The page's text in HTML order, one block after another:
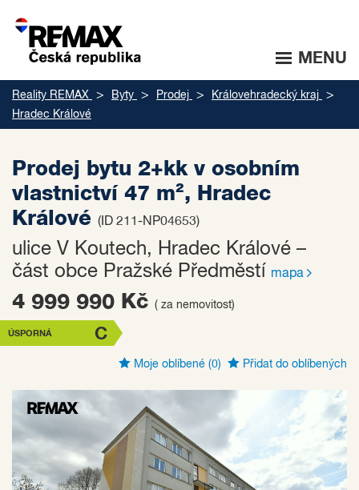
MENU
Reality REMAX Byty Prodej
Královehradecký kraj
Hradec Králové
Prodej bytu 2+kk v osobním
vlastnictví 47 m², Hradec
Králové (ID 211-NP04653)
ulice V Koutech, Hradec Králové –
část obce Pražské Předměstí mapa
4 999 990 Kč ( za nemovitost)
C
ÚSPORNÁ
Moje oblíbené (0) Přidat do oblíbených